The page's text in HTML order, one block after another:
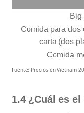
Big
Comida para dos
carta (dos
Comida
Fuente: Precios en Vietnam
1.4 ¿Cuál es